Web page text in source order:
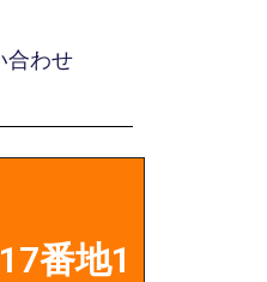
合わせ
番地1